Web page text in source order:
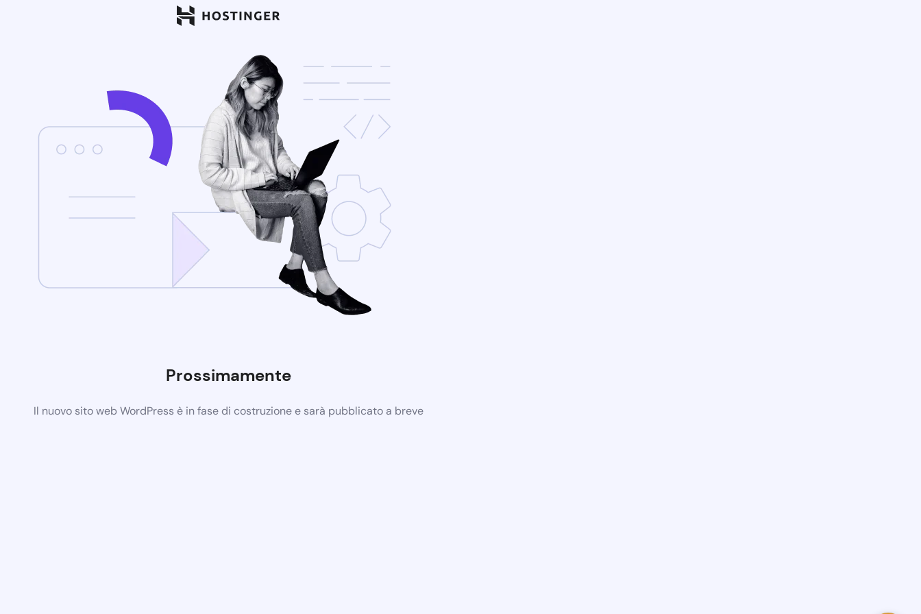
Prossimamente
Il nuovo sito web WordPress è in fase di costruzione e sarà pubblicato a breve